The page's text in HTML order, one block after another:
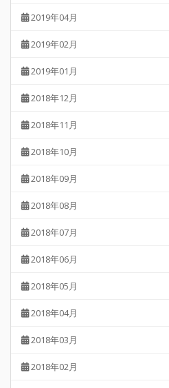
2019年04月
2019年02月
2019年01月
2018年12月
2018年11月
2018年10月
2018年09月
2018年08月
2018年07月
2018年06月
2018年05月
2018年04月
2018年03月
2018年02月